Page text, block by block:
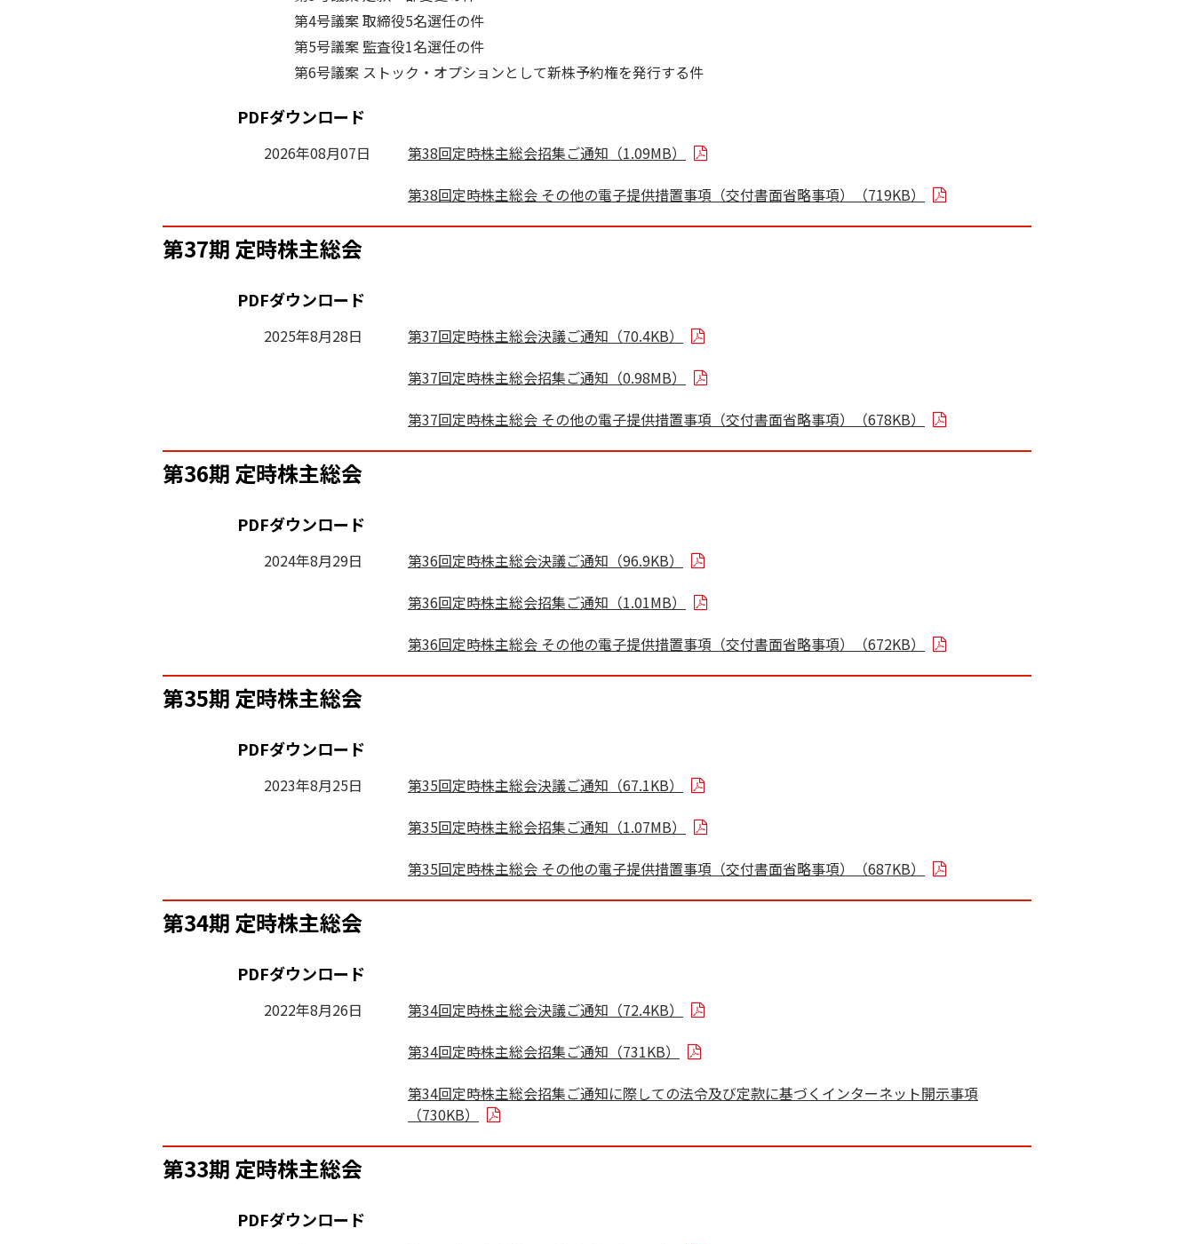
第4号議案 取締役5名選任の件
第5号議案 監査役1名選任の件
第6号議案 ストック・オプションとして新株予約権を発行する件
PDFダウンロード
2026年08月07日
第38回定時株主総会招集ご通知（1.09MB）
第38回定時株主総会 その他の電子提供措置事項（交付書面省略事項）（719KB）
第37期 定時株主総会
PDFダウンロード
2025年8月28日
第37回定時株主総会決議ご通知（70.4KB）
第37回定時株主総会招集ご通知（0.98MB）
第37回定時株主総会 その他の電子提供措置事項（交付書面省略事項）（678KB）
第36期 定時株主総会
PDFダウンロード
2024年8月29日
第36回定時株主総会決議ご通知（96.9KB）
第36回定時株主総会招集ご通知（1.01MB）
第36回定時株主総会 その他の電子提供措置事項（交付書面省略事項）（672KB）
第35期 定時株主総会
PDFダウンロード
2023年8月25日
第35回定時株主総会決議ご通知（67.1KB）
第35回定時株主総会招集ご通知（1.07MB）
第35回定時株主総会 その他の電子提供措置事項（交付書面省略事項）（687KB）
第34期 定時株主総会
PDFダウンロード
2022年8月26日
第34回定時株主総会決議ご通知（72.4KB）
第34回定時株主総会招集ご通知（731KB）
第34回定時株主総会招集ご通知に際しての法令及び定款に基づくインターネット開示事項
（730KB）
第33期 定時株主総会
PDFダウンロード